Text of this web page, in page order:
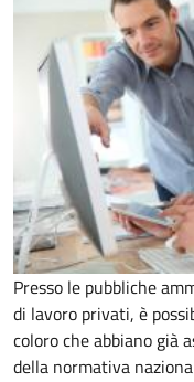
Presso le pubbliche
di lavoro privati, è
coloro che abbiano già
della normativa